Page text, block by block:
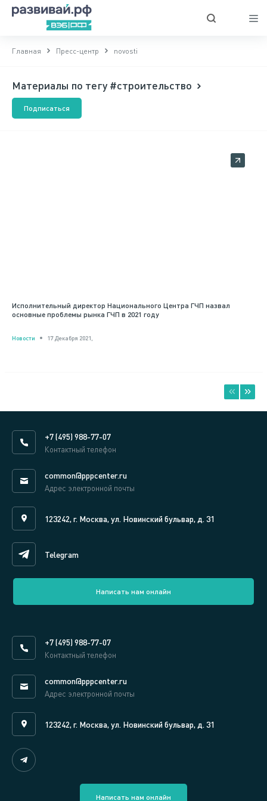
Главная Пресс-центр novosti
Материалы по тегу #строительство
Подписаться
Исполнительный директор Национального Центра ГЧП назвал
основные проблемы рынка ГЧП в 2021 году
Новости 17 Декабря 2021,
+7 (495) 988-77-07
Контактный телефон
common@pppcenter.ru
Адрес электронной почты
123242, г. Москва, ул. Новинский бульвар, д. 31
Telegram
Написать нам онлайн
+7 (495) 988-77-07
Контактный телефон
common@pppcenter.ru
Адрес электронной почты
123242, г. Москва, ул. Новинский бульвар, д. 31
Написать нам онлайн